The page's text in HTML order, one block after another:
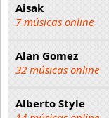
Aisak
7 músicas online
Alan Gomez
32 músicas online
Alberto Style